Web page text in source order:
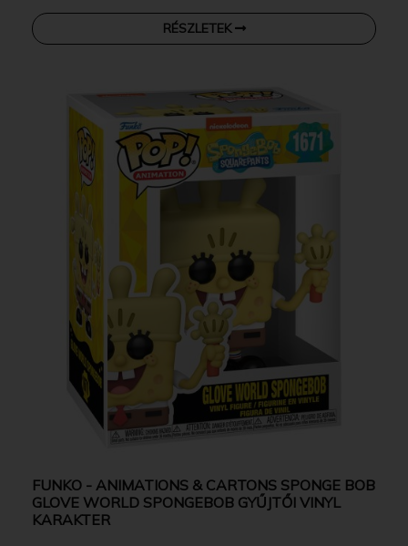
RÉSZLETEK
FUNKO - ANIMATIONS & CARTONS SPONGE BOB
GLOVE WORLD SPONGEBOB GYŰJTŐI VINYL
KARAKTER